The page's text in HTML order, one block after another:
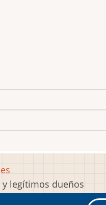
y legítimos dueños